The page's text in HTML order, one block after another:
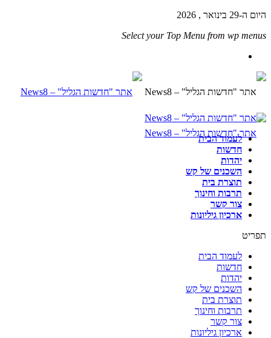
היום ה-29 בינואר , 2026
Select your Top Menu from wp menus
לעמוד הבית
חדשות
יהדות
השכנים של קש
תוצרת בית
תרבות וחינוך
צור קשר
ארכיון גיליונות
תפריט
לעמוד הבית
חדשות
יהדות
השכנים של קש
תוצרת בית
תרבות וחינוך
צור קשר
ארכיון גיליונות